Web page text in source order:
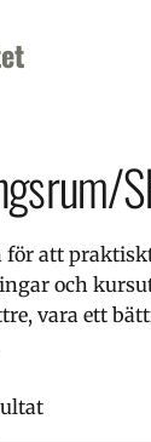
att
och
vara ett